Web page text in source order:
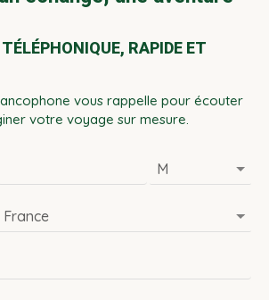
RAPIDE ET
vous rappelle pour écouter
votre voyage sur mesure.